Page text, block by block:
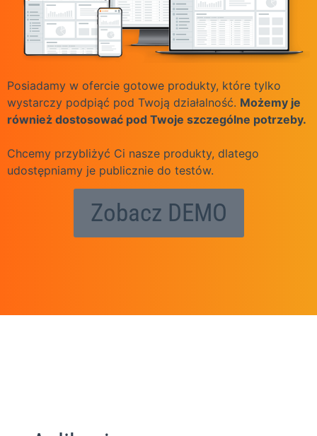
Posiadamy w ofercie gotowe produkty, które tylko
wystarczy podpiąć pod Twoją działalność. Możemy je
również dostosować pod Twoje szczególne potrzeby.
Chcemy przybliżyć Ci nasze produkty, dlatego
udostępniamy je publicznie do testów.
Zobacz DEMO